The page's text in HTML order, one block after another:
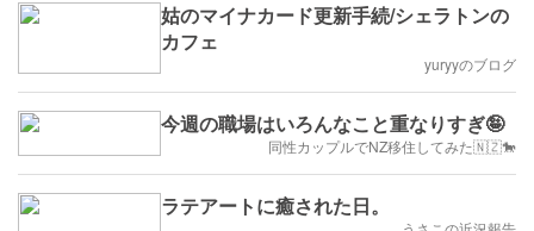
姑のマイナカード更新手続/シェラトンの
カフェ
yuryyのブログ
今週の職場はいろんなこと重なりすぎ🤪
同性カップルでNZ移住してみた🇳🇿🐎
ラテアートに癒された日。